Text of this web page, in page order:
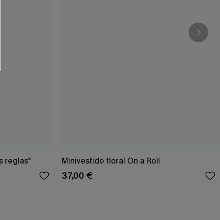
reglas" Minivestido floral On a Roll
37,00 €
formulario, usted acepta nuestros
de Cupshe en cualquier momento del
y ofertas adaptados a su perfil.